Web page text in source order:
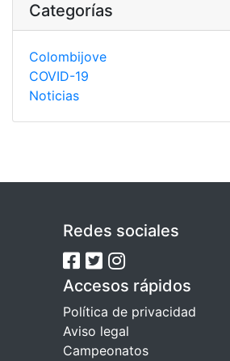
Categorías
Colombijove
COVID-19
Noticias
Redes sociales
Accesos rápidos
Política de privacidad
Aviso legal
Campeonatos